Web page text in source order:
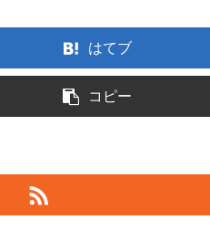
はてブ
コピー